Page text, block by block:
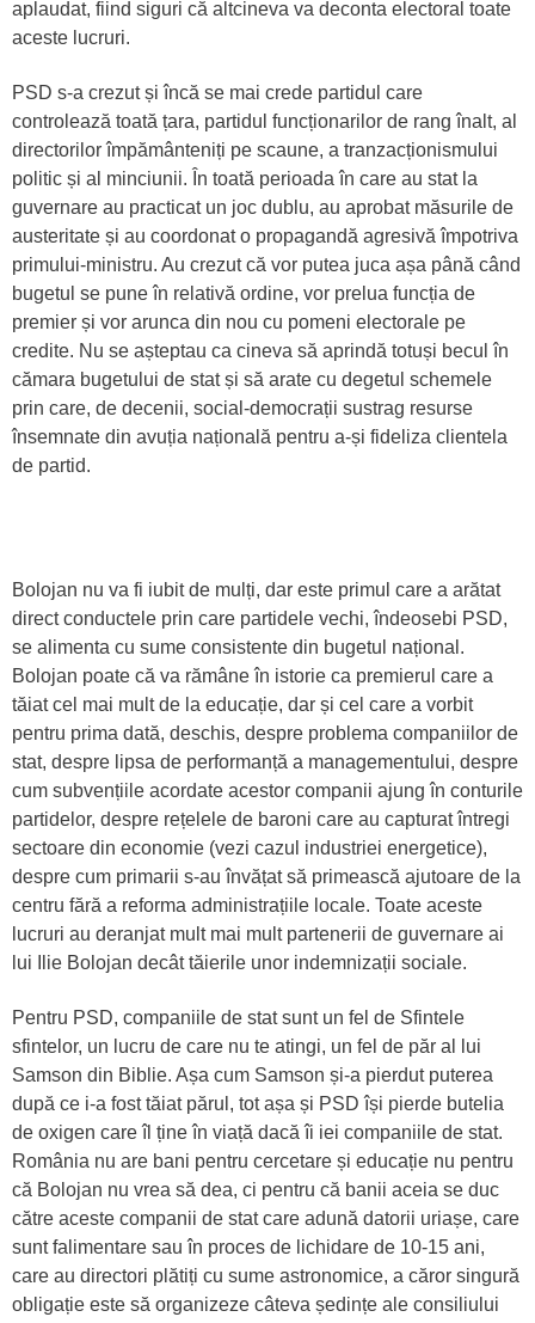
aplaudat, fiind siguri că altcineva va deconta electoral toate
aceste lucruri.
PSD s-a crezut și încă se mai crede partidul care
controlează toată țara, partidul funcționarilor de rang înalt, al
directorilor împământeniți pe scaune, a tranzacționismului
politic și al minciunii. În toată perioada în care au stat la
guvernare au practicat un joc dublu, au aprobat măsurile de
austeritate și au coordonat o propagandă agresivă împotriva
primului-ministru. Au crezut că vor putea juca așa până când
bugetul se pune în relativă ordine, vor prelua funcția de
premier și vor arunca din nou cu pomeni electorale pe
credite. Nu se așteptau ca cineva să aprindă totuși becul în
cămara bugetului de stat și să arate cu degetul schemele
prin care, de decenii, social-democrații sustrag resurse
însemnate din avuția națională pentru a-și fideliza clientela
de partid.
Bolojan nu va fi iubit de mulți, dar este primul care a arătat
direct conductele prin care partidele vechi, îndeosebi PSD,
se alimenta cu sume consistente din bugetul național.
Bolojan poate că va rămâne în istorie ca premierul care a
tăiat cel mai mult de la educație, dar și cel care a vorbit
pentru prima dată, deschis, despre problema companiilor de
stat, despre lipsa de performanță a managementului, despre
cum subvențiile acordate acestor companii ajung în conturile
partidelor, despre rețelele de baroni care au capturat întregi
sectoare din economie (vezi cazul industriei energetice),
despre cum primarii s-au învățat să primească ajutoare de la
centru fără a reforma administrațiile locale. Toate aceste
lucruri au deranjat mult mai mult partenerii de guvernare ai
lui Ilie Bolojan decât tăierile unor indemnizații sociale.
Pentru PSD, companiile de stat sunt un fel de Sfintele
sfintelor, un lucru de care nu te atingi, un fel de păr al lui
Samson din Biblie. Așa cum Samson și-a pierdut puterea
după ce i-a fost tăiat părul, tot așa și PSD își pierde butelia
de oxigen care îl ține în viață dacă îi iei companiile de stat.
România nu are bani pentru cercetare și educație nu pentru
că Bolojan nu vrea să dea, ci pentru că banii aceia se duc
către aceste companii de stat care adună datorii uriașe, care
sunt falimentare sau în proces de lichidare de 10-15 ani,
care au directori plătiți cu sume astronomice, a căror singură
obligație este să organizeze câteva ședințe ale consiliului